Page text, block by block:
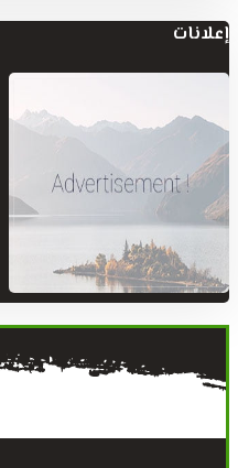
إعلانات